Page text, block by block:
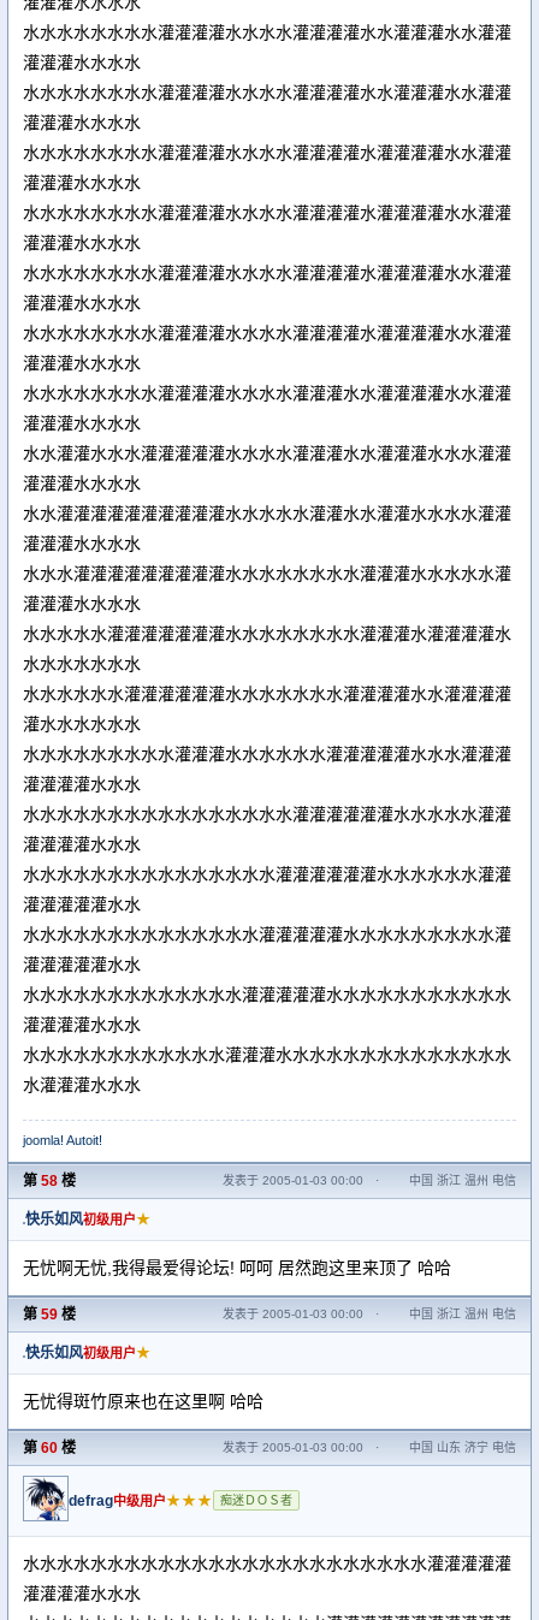
水水水水水水水水灌灌灌灌水水水水灌灌灌灌水水灌灌灌水水灌灌
灌灌灌水水水水
水水水水水水水水灌灌灌灌水水水水灌灌灌灌水水灌灌灌水水灌灌
灌灌灌水水水水
水水水水水水水水灌灌灌灌水水水水灌灌灌灌水灌灌灌灌水水灌灌
灌灌灌水水水水
水水水水水水水水灌灌灌灌水水水水灌灌灌灌水灌灌灌灌水水灌灌
灌灌灌水水水水
水水水水水水水水灌灌灌灌水水水水灌灌灌灌水灌灌灌灌水水灌灌
灌灌灌水水水水
水水水水水水水水灌灌灌灌水水水水灌灌灌灌水灌灌灌灌水水灌灌
灌灌灌水水水水
水水水水水水水水灌灌灌灌水水水水灌灌灌水水灌灌灌灌水水灌灌
灌灌灌水水水水
水水灌灌水水水灌灌灌灌灌水水水水灌灌灌水水灌灌灌水水水灌灌
灌灌灌水水水水
水水灌灌灌灌灌灌灌灌灌灌水水水水水灌灌水水灌灌水水水水灌灌
灌灌灌水水水水
水水水灌灌灌灌灌灌灌灌灌水水水水水水水水灌灌灌水水水水水灌
灌灌灌水水水水
水水水水水灌灌灌灌灌灌灌水水水水水水水水灌灌灌水灌灌灌灌水
水水水水水水水
水水水水水水灌灌灌灌灌灌水水水水水水水灌灌灌灌水水灌灌灌灌
灌水水水水水水
水水水水水水水水水灌灌灌水水水水水水灌灌灌灌灌水水水灌灌灌
灌灌灌灌水水水
水水水水水水水水水水水水水水水水灌灌灌灌灌灌水水水水水灌灌
灌灌灌灌水水水
水水水水水水水水水水水水水水水灌灌灌灌灌灌水水水水水水灌灌
灌灌灌灌灌水水
水水水水水水水水水水水水水水灌灌灌灌灌水水水水水水水水水灌
灌灌灌灌灌水水
水水水水水水水水水水水水水灌灌灌灌灌水水水水水水水水水水水
灌灌灌灌水水水
水水水水水水水水水水水水灌灌灌水水水水水水水水水水水水水水
水灌灌灌水水水
joomla! Autoit!
第 58 楼 发表于 2005-01-03 00:00 · 中国 浙江 温州 电信
快乐如风初级用户★
无忧啊无忧,我得最爱得论坛! 呵呵 居然跑这里来顶了 哈哈
第 59 楼 发表于 2005-01-03 00:00 · 中国 浙江 温州 电信
快乐如风初级用户★
无忧得斑竹原来也在这里啊 哈哈
第 60 楼 发表于 2005-01-03 00:00 · 中国 山东 济宁 电信
defrag中级用户★★★ 痴迷ＤＯＳ者
水水水水水水水水水水水水水水水水水水水水水水水水灌灌灌灌灌
灌灌灌灌水水水